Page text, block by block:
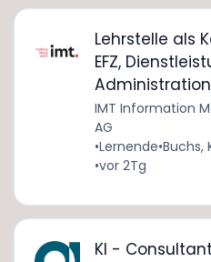
Lehrstelle als
EFZ,
IMT Information
AG
•Lernende•Buchs,
•vor 2Tg
KI -